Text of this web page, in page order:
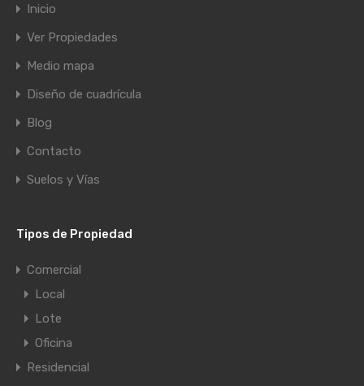
Inicio
Ver Propiedades
Medio mapa
Diseño de cuadrícula
Blog
Contacto
Suelos y Vías
Tipos de Propiedad
Comercial
Local
Lote
Oficina
Residencial